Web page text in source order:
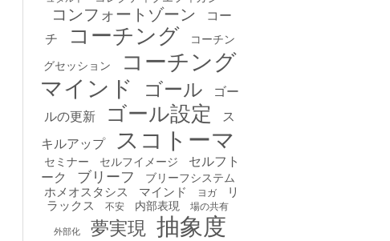
コンフォートゾーン
コー
チ
コーチング コーチン
グセッション
コーチング
マインド
ゴール
ゴー
ルの更新
ゴール設定
ス
キルアップ
スコトーマ
セミナー セルフイメージ
セルフト
ーク
ブリーフ ブリーフシステム
ホメオスタシス マインド ヨガ
リ
ラックス
不安 内部表現 場の共有
外部化 夢実現 抽象度